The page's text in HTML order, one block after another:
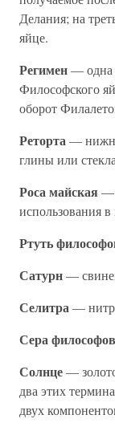
Делания; на
яйце.
Регимен— одна
Философского
оборот
Реторта—
глины или
Роса майская —
использования в
Ртуть
Сатурн—
Селитра—
Сера философов
Солнце—
два этих
двух